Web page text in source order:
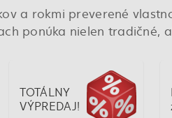
a rokmi preverené
ponúka nielen tradičné,
TOTÁLNY
VÝPREDAJ!